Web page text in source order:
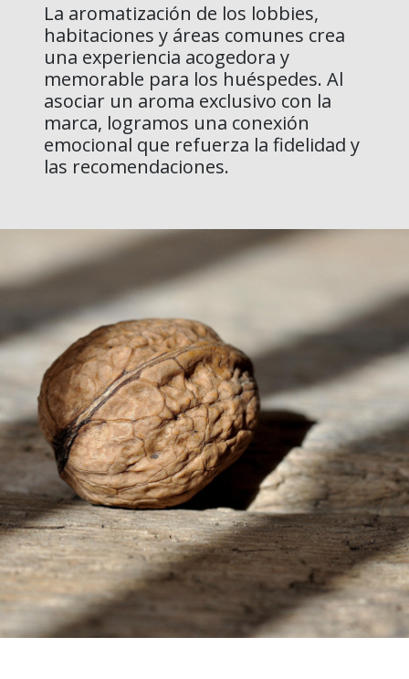
La aromatización de los lobbies,
habitaciones y áreas comunes crea
una experiencia acogedora y
memorable para los huéspedes. Al
asociar un aroma exclusivo con la
marca, logramos una conexión
emocional que refuerza la fidelidad y
las recomendaciones.